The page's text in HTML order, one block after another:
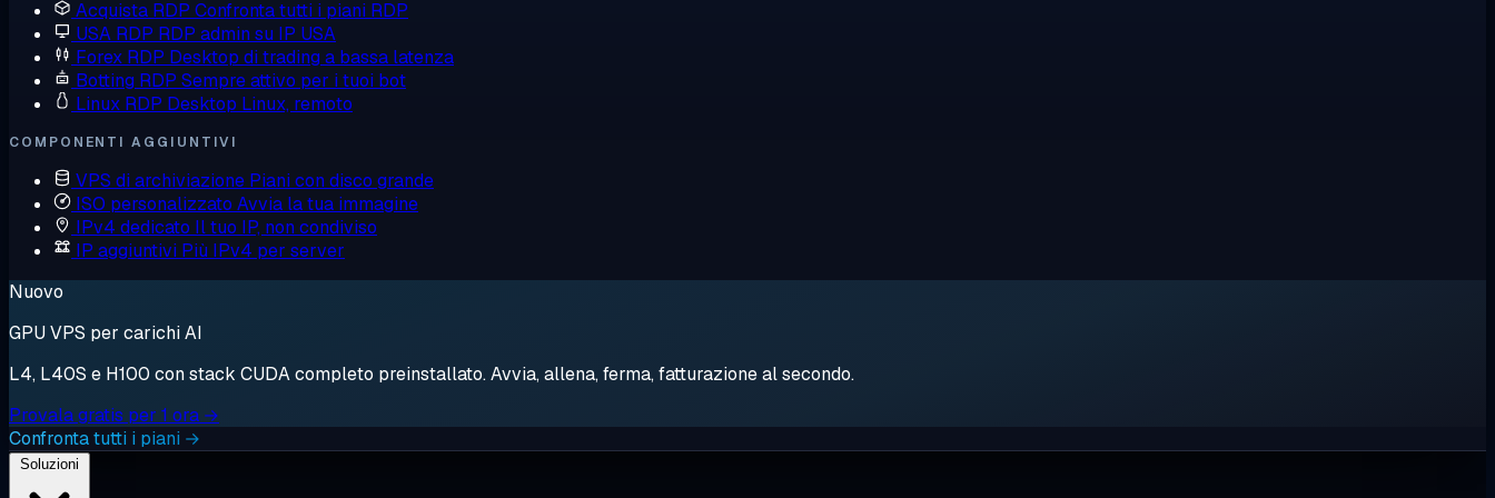
Acquista RDP Confronta tutti i piani RDP
USA RDP RDP admin su IP USA
Forex RDP Desktop di trading a bassa latenza
Botting RDP Sempre attivo per i tuoi bot
Linux RDP Desktop Linux, remoto
COMPONENTI AGGIUNTIVI
VPS di archiviazione Piani con disco grande
ISO personalizzato Avvia la tua immagine
IPv4 dedicato Il tuo IP, non condiviso
IP aggiuntivi Più IPv4 per server
Nuovo
GPU VPS per carichi AI
L4, L40S e H100 con stack CUDA completo preinstallato. Avvia, allena, ferma, fatturazione al secondo.
Provala gratis per 1 ora →
Confronta tutti i piani →